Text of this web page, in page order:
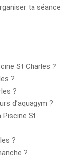
ta séance
St Charles ?
?
?
d’aquagym ?
Piscine St
?
?